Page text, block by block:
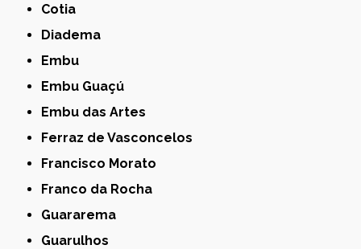
Cotia
Diadema
Embu
Embu Guaçú
Embu das Artes
Ferraz de Vasconcelos
Francisco Morato
Franco da Rocha
Guararema
Guarulhos